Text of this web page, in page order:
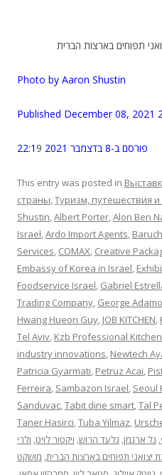
תפוחים בארצות הברית
Photo by Aaron Shustin
Published December 08, 2021
פורסם ב-8 בדצמבר 2021 22:1
9
This entry was posted in
страны,Туризм, путешествия и
Shustin,Albert Porter,Alon Ben
Israel,Ardo Import Agents,
Services, COMAX, Creative
Embassy of Korea in Israel,
Foodservice Israel, Gabriel
Trading Company, George
Hwang Hueon Guy, JOB KITCHEN,
Tel Aviv, Kzb Professional Kitchen
industry innovations, Newtech
Patricia Gyarmati, Petruz Acai,
Ferreira, Sambazon Israel, Seoul
Sanduvac,Tabit dine smart,Tal
Taner Hasirci,Tuba Yilmaz,
, גל ארגמן, גלעד הרוש, ויקטור לויט, ולרי
יצואני תפוחים בארצות הברית, מושקט